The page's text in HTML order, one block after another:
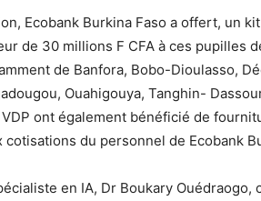
Ecobank Burkina Faso a offert, un
de 30 millions F CFA à ces pupilles
de Banfora, Bobo-Dioulasso,
Ouahigouya, Tanghin-
ont également bénéficié de
cotisations du personnel de Ecobank
en IA, Dr Boukary Ouédraogo,